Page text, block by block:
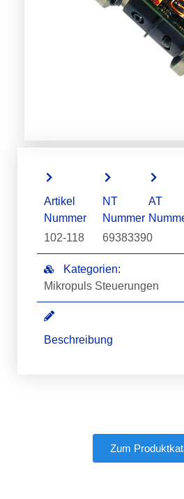
Artikel
Nummer
102-118
NT
Nummer
69383390
AT
Kategorien:
Mikropuls Steuerungen
Beschreibung
Zum